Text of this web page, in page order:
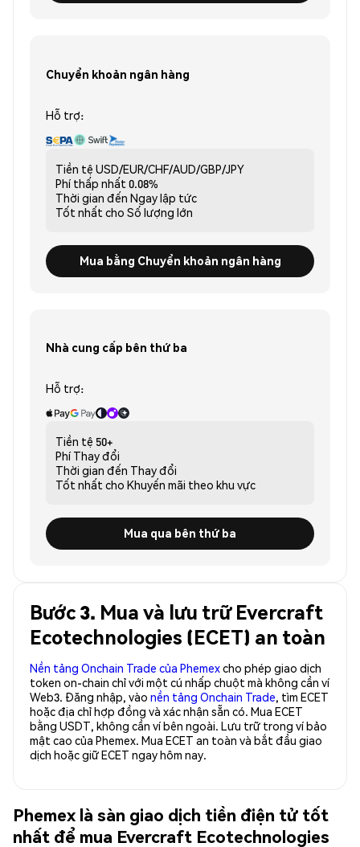
Chuyển khoản ngân hàng
Hỗ trợ:
Tiền tệ USD/EUR/CHF/AUD/GBP/JPY
Phí thấp nhất 0.08%
Thời gian đến Ngay lập tức
Tốt nhất cho Số lượng lớn
Mua bằng Chuyển khoản ngân hàng
Nhà cung cấp bên thứ ba
Hỗ trợ:
Tiền tệ 50+
Phí Thay đổi
Thời gian đến Thay đổi
Tốt nhất cho Khuyến mãi theo khu vực
Mua qua bên thứ ba
Bước 3. Mua và lưu trữ Evercraft
Ecotechnologies (ECET) an toàn
Nền tảng Onchain Trade của Phemexcho phép giao dịch
token on-chain chỉ với một cú nhấp chuột mà không cần ví
Web3. Đăng nhập, vào nền tảng Onchain Trade, tìm ECET
hoặc địa chỉ hợp đồng và xác nhận sẵn có. Mua ECET
bằng USDT, không cần ví bên ngoài. Lưu trữ trong ví bảo
mật cao của Phemex. Mua ECET an toàn và bắt đầu giao
dịch hoặc giữ ECET ngay hôm nay.
Phemex là sàn giao dịch tiền điện tử tốt
nhất để mua Evercraft Ecotechnologies